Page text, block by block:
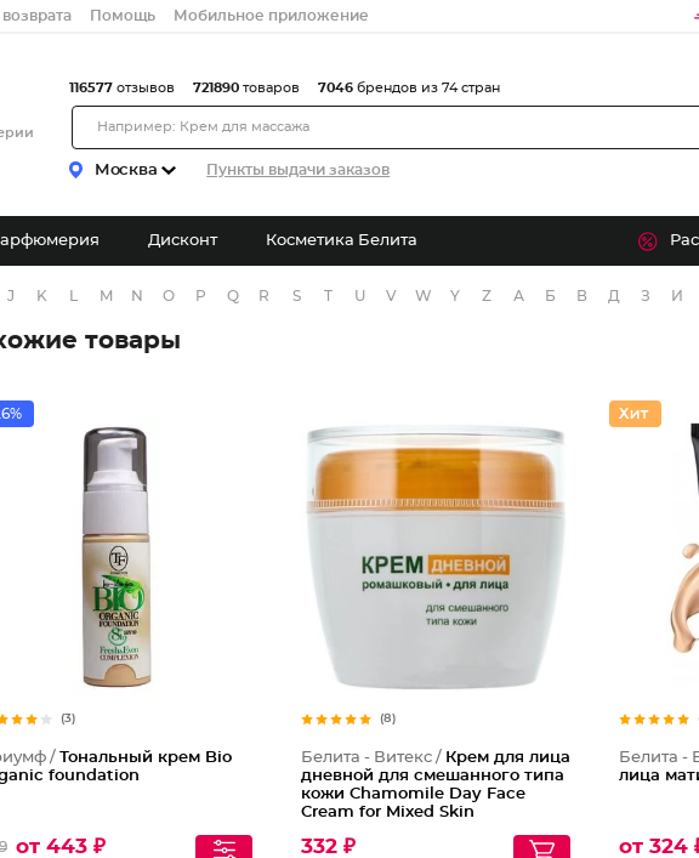
Помощь Мобильное приложение
Москва Пункты выдачи заказов
116577 отзывов 721890 товаров 7046 брендов из 74 стран
Дисконт Косметика Белита
J K M N O P Q R S T U V W Y Z А Б В Д З И
товары
(3)
/ Тональный крем Bio
foundation
от 443 ₽
(8)
Белита - Витекс / Крем для лица
дневной для смешанного типа
кожи Chamomile Day Face
Cream for Mixed Skin
332 ₽
Белита -
лица
от 324